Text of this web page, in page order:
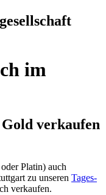
im
verkaufen
Platin) auch
zu unseren Tages-
verkaufen.